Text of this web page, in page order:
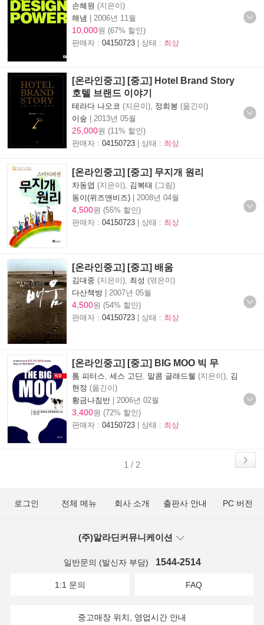
손혜원 (지은이)
해냄 | 2006년 11월
10,000원 (67% 할인)
판매자 : 04150723 | 상태 : 최상
[온라인중고] [중고] Hotel Brand Story
호텔 브랜드 이야기
테라다 나오코 (지은이), 정희봉 (옮긴이)
이숲 | 2013년 05월
25,000원 (11% 할인)
판매자 : 04150723 | 상태 : 최상
[온라인중고] [중고] 무지개 원리
차동엽 (지은이), 김복태 (그림)
동이(위즈앤비즈) | 2008년 04월
4,500원 (55% 할인)
판매자 : 04150723 | 상태 : 최상
[온라인중고] [중고] 배움
김대중 (지은이), 최성 (엮은이)
다산책방 | 2007년 05월
4,500원 (54% 할인)
판매자 : 04150723 | 상태 : 최상
[온라인중고] [중고] BIG MOO 빅 무
톰 피터스 세스 고딘 말콤 글래드웰 (지은이), 김
현정 (옮긴이)
황금나침반 | 2006년 02월
3,400원 (72% 할인)
판매자 : 04150723 | 상태 : 최상
1 / 2
로그인 전체 메뉴 회사 소개 출판사 안내 PC 버전
(주)알라딘커뮤니케이션
일반문의 (발신자 부담) 1544-2514
1:1 문의 FAQ
중고매장 위치, 영업시간 안내